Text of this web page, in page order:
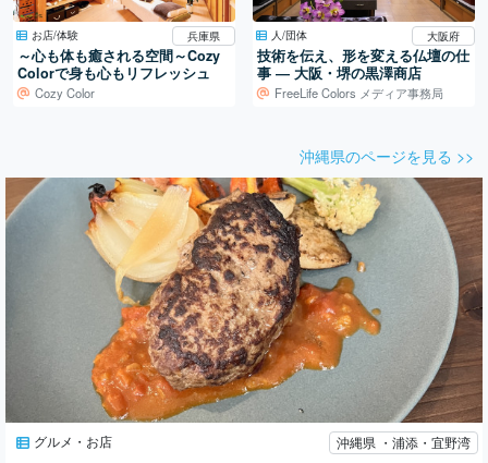
お店/体験 兵庫県
～心も体も癒される空間～Cozy
Colorで身も心もリフレッシュ
Cozy Color
人/団体 大阪府
技術を伝え、形を変える仏壇の仕
事 ― 大阪・堺の黒澤商店
FreeLife Colors メディア事務局
沖縄県のページを見る >>
グルメ・お店 沖縄県 ・浦添・宜野湾